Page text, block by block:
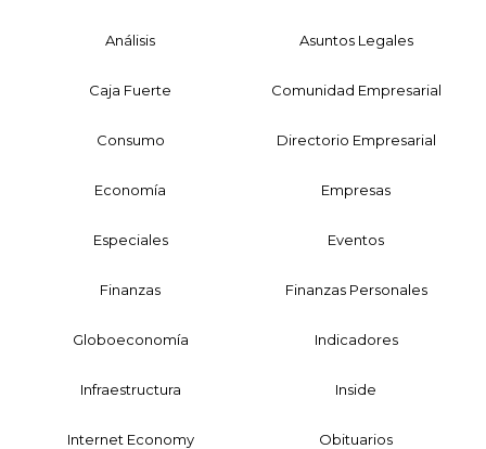
Análisis Asuntos Legales
Caja Fuerte Comunidad Empresarial
Consumo Directorio Empresarial
Economía Empresas
Especiales Eventos
Finanzas Finanzas Personales
Globoeconomía Indicadores
Infraestructura Inside
Internet Economy Obituarios